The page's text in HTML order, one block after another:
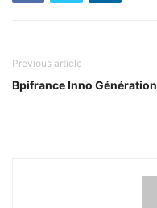
Previous article
Bpifrance Inno Génération